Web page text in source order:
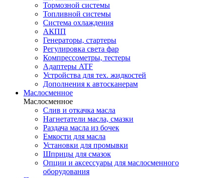
Тормозной системы
Топливной системы
Система охлаждения
АКПП
Генераторы, стартеры
Регулировка света фар
Компрессометры, тестеры
Адаптеры ATF
Устройства для тех. жидкостей
Дополнения к автосканерам
Маслосменное
Маслосменное
Слив и откачка масла
Нагнетатели масла, смазки
Раздача масла из бочек
Емкости для масла
Установки для промывки
Шприцы для смазок
Опции и аксессуары для маслосменного
оборудования